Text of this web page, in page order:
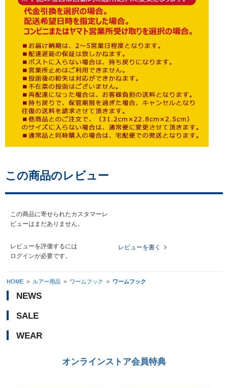
この商品のレビュー
この商品に寄せられたカスタマーレ
ビューはまだありません。
レビューを評価するには
ログインが必要です。
レビューを書く
HOME > ルアー用品 > ワームフック > ワームフック
NEWS
SALE
WEAR
オンラインストア会員特典